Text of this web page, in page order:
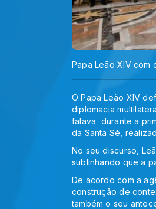
Papa Leão XIV com
O Papa Leão XIV
diplomacia
falava durante a
da Santa Sé,
No seu discurso,
sublinhando que a
De acordo com a
construção de
também o seu